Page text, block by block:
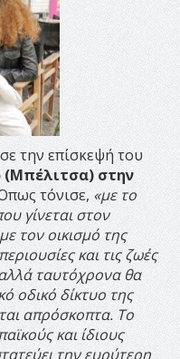
την επίσκεψή του
στην
τόνισε,«με το
γίνεται στον
τον οικισμό της
και τις ζωές
ταυτόχρονα θα
οδικό δίκτυο της
απρόσκοπτα. Το
και ίδιους
την ευρύτερη